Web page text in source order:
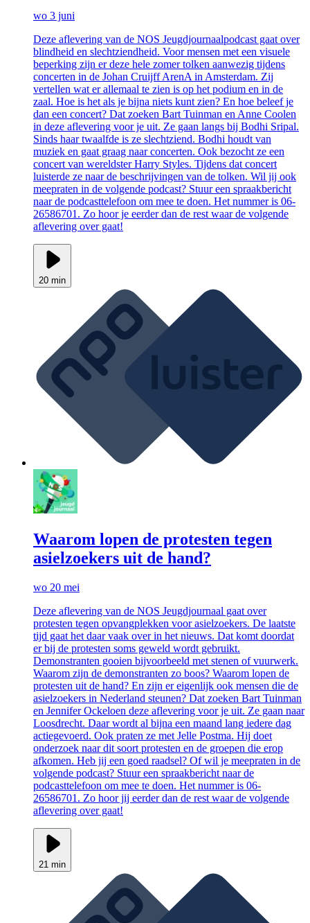
wo 3 juni
Deze aflevering van de NOS Jeugdjournaalpodcast gaat over
blindheid en slechtziendheid. Voor mensen met een visuele
beperking zijn er deze hele zomer tolken aanwezig tijdens
concerten in de Johan Cruijff ArenA in Amsterdam. Zij
vertellen wat er allemaal te zien is op het podium en in de
zaal. Hoe is het als je bijna niets kunt zien? En hoe beleef je
dan een concert? Dat zoeken Bart Tuinman en Anne Coolen
in deze aflevering voor je uit. Ze gaan langs bij Bodhi Sripal.
Sinds haar twaalfde is ze slechtziend. Bodhi houdt van
muziek en gaat graag naar concerten. Ook bezocht ze een
concert van wereldster Harry Styles. Tijdens dat concert
luisterde ze naar de beschrijvingen van de tolken. Wil jij ook
meepraten in de volgende podcast? Stuur een spraakbericht
naar de podcasttelefoon om mee te doen. Het nummer is 06-
26586701. Zo hoor je eerder dan de rest waar de volgende
aflevering over gaat!
20 min
Waarom lopen de protesten tegen
asielzoekers uit de hand?
wo 20 mei
Deze aflevering van de NOS Jeugdjournaal gaat over
protesten tegen opvangplekken voor asielzoekers. De laatste
tijd gaat het daar vaak over in het nieuws. Dat komt doordat
er bij de protesten soms geweld wordt gebruikt.
Demonstranten gooien bijvoorbeeld met stenen of vuurwerk.
Waarom zijn de demonstranten zo boos? Waarom lopen de
protesten uit de hand? En zijn er eigenlijk ook mensen die de
asielzoekers in Nederland steunen? Dat zoeken Bart Tuinman
en Jennifer Ockeloen deze aflevering voor je uit. Ze gaan naar
Loosdrecht. Daar wordt al bijna een maand lang iedere dag
actiegevoerd. Ook praten ze met Jelle Postma. Hij doet
onderzoek naar dit soort protesten en de groepen die erop
afkomen. Heb jij een goed raadsel? Of wil je meepraten in de
volgende podcast? Stuur een spraakbericht naar de
podcasttelefoon om mee te doen. Het nummer is 06-
26586701. Zo hoor jij eerder dan de rest waar de volgende
aflevering over gaat!
21 min